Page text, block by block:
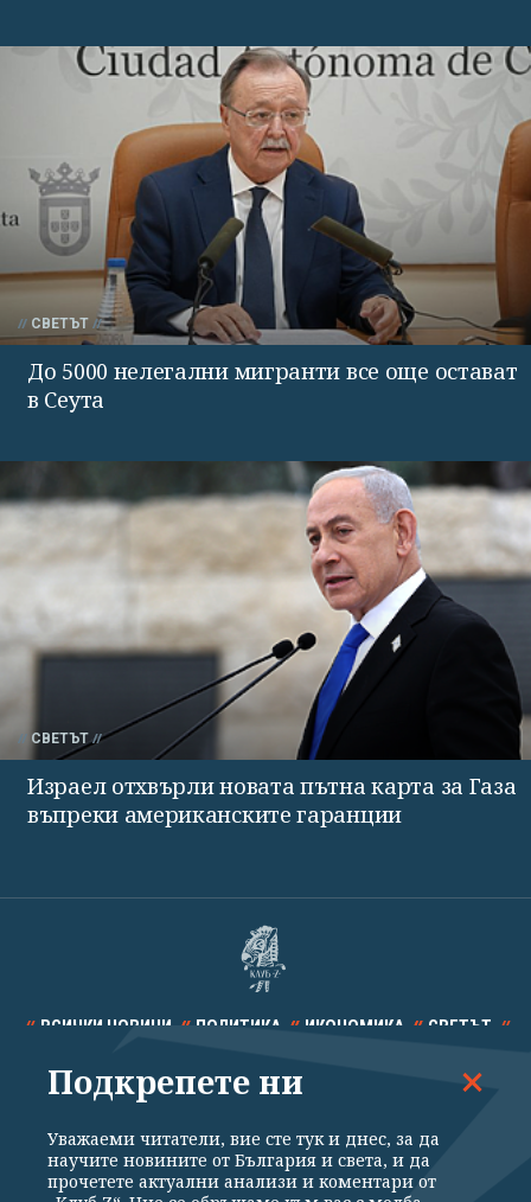
СВЕТЪТ
До 5000 нелегални мигранти все още остават
в Сеута
СВЕТЪТ
Израел отхвърли новата пътна карта за Газа
въпреки американските гаранции
ВСИЧКИ НОВИНИ ПОЛИТИКА ИКОНОМИКА СВЕТЪТ
СПОРТ КУЛТУРА ТЕХНОЛОГИИ КАЛЕЙДОСКОП
Подкрепете ни
Уважаеми читатели, вие сте тук и днес, за да
научите новините от България и света, и да
прочетете актуални анализи и коментари от